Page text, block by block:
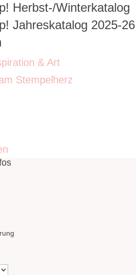
Herbst-/Winterkatalog
Jahreskatalog 2025-26
& Art
Stempelherz